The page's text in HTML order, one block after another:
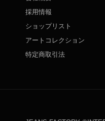
採用情報
ショップリスト
アートコレクション
特定商取引法